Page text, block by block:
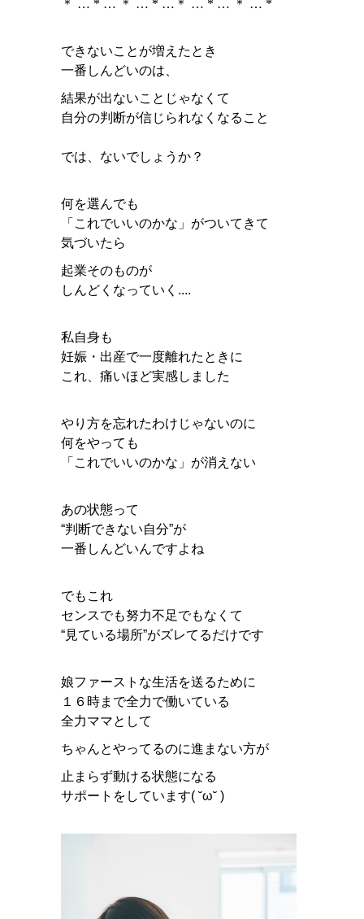
＊ … * … ＊ … * …＊ … * … ＊ … *
できないことが増えたとき
一番しんどいのは、
結果が出ないことじゃなくて
自分の判断が信じられなくなること
では、ないでしょうか？
何を選んでも
「これでいいのかな」がついてきて
気づいたら
起業そのものが
しんどくなっていく....
私自身も
妊娠・出産で一度離れたときに
これ、痛いほど実感しました
やり方を忘れたわけじゃないのに
何をやっても
「これでいいのかな」が消えない
あの状態って
“判断できない自分”が
一番しんどいんですよね
でもこれ
センスでも努力不足でもなくて
“見ている場所”がズレてるだけです
娘ファーストな生活を送るために
１６時まで全力で働いている
全力ママとして
ちゃんとやってるのに進まない方が
止まらず動ける状態になる
サポートをしています( ˘ω˘ )